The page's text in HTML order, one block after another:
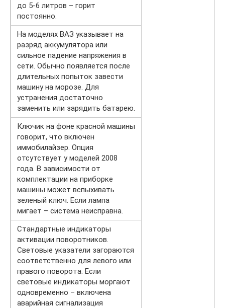
до 5-6 литров – горит
постоянно.
На моделях ВАЗ указывает на
разряд аккумулятора или
сильное падение напряжения в
сети. Обычно появляется после
длительных попыток завести
машину на морозе. Для
устранения достаточно
заменить или зарядить батарею.
Ключик на фоне красной машины
говорит, что включен
иммобилайзер. Опция
отсутствует у моделей 2008
года. В зависимости от
комплектации на приборке
машины может вспыхивать
зеленый ключ. Если лампа
мигает – система неисправна.
Стандартные индикаторы
активации поворотников.
Световые указатели загораются
соответственно для левого или
правого поворота. Если
световые индикаторы моргают
одновременно – включена
аварийная сигнализация